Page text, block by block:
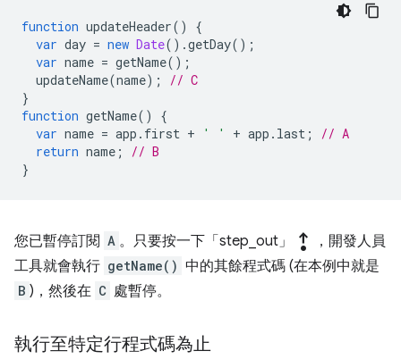
function updateHeader()
{
var day = new Date().getDay();
var name = getName();
updateName(name);
// C
}
function getName()
{
var name = app . first + ' ' + app . last ;
// A
return name ;
// B
}
您已暫停訂閱 A 。只要按一下「step_out」 step_out
，開發人員
工具就會執行 getName() 中的其餘程式碼 (在本例中就是
B )，然後在 C 處暫停。
執行至特定行程式碼為止